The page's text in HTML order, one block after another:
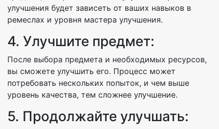
улучшения будет зависеть от ваших навыков в
ремеслах и уровня мастера улучшения.
4. Улучшите предмет:
После выбора предмета и необходимых ресурсов,
вы сможете улучшить его. Процесс может
потребовать нескольких попыток, и чем выше
уровень качества, тем сложнее улучшение.
5. Продолжайте улучшать: